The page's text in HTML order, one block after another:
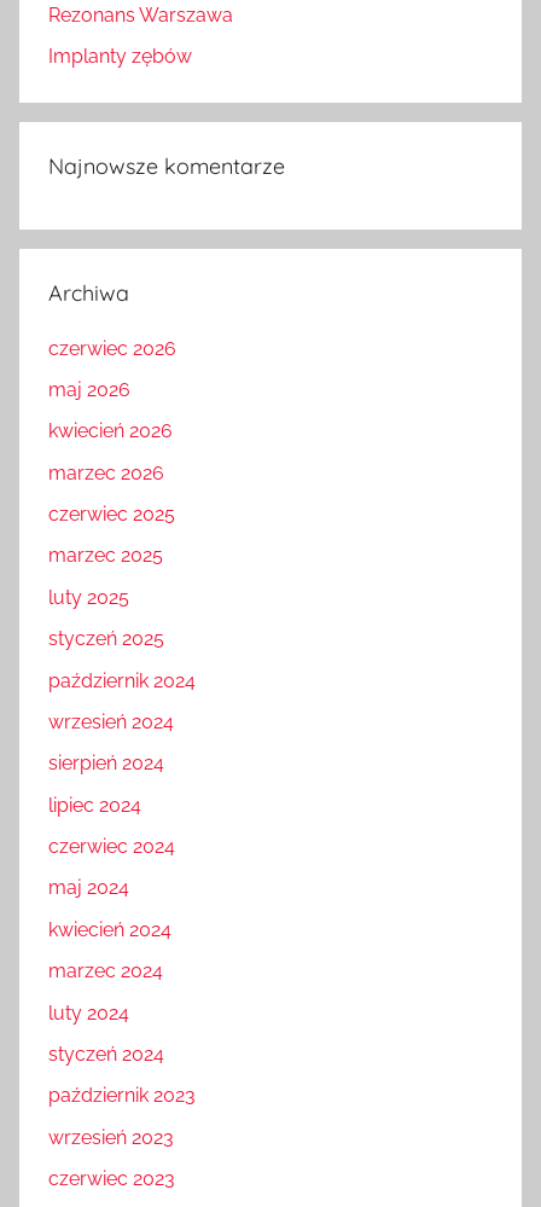
Rezonans Warszawa
Implanty zębów
Najnowsze komentarze
Archiwa
czerwiec 2026
maj 2026
kwiecień 2026
marzec 2026
czerwiec 2025
marzec 2025
luty 2025
styczeń 2025
październik 2024
wrzesień 2024
sierpień 2024
lipiec 2024
czerwiec 2024
maj 2024
kwiecień 2024
marzec 2024
luty 2024
styczeń 2024
październik 2023
wrzesień 2023
czerwiec 2023